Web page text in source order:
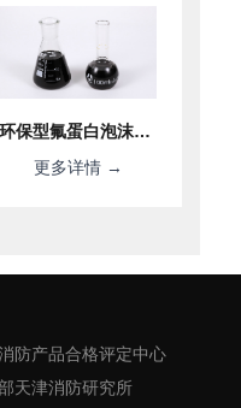
环保型氟蛋白泡沫灭火剂FP3/6%
更多详情 →
防产品合格评定中心
天津消防研究所